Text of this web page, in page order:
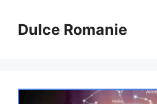
conținutDulce Romanie